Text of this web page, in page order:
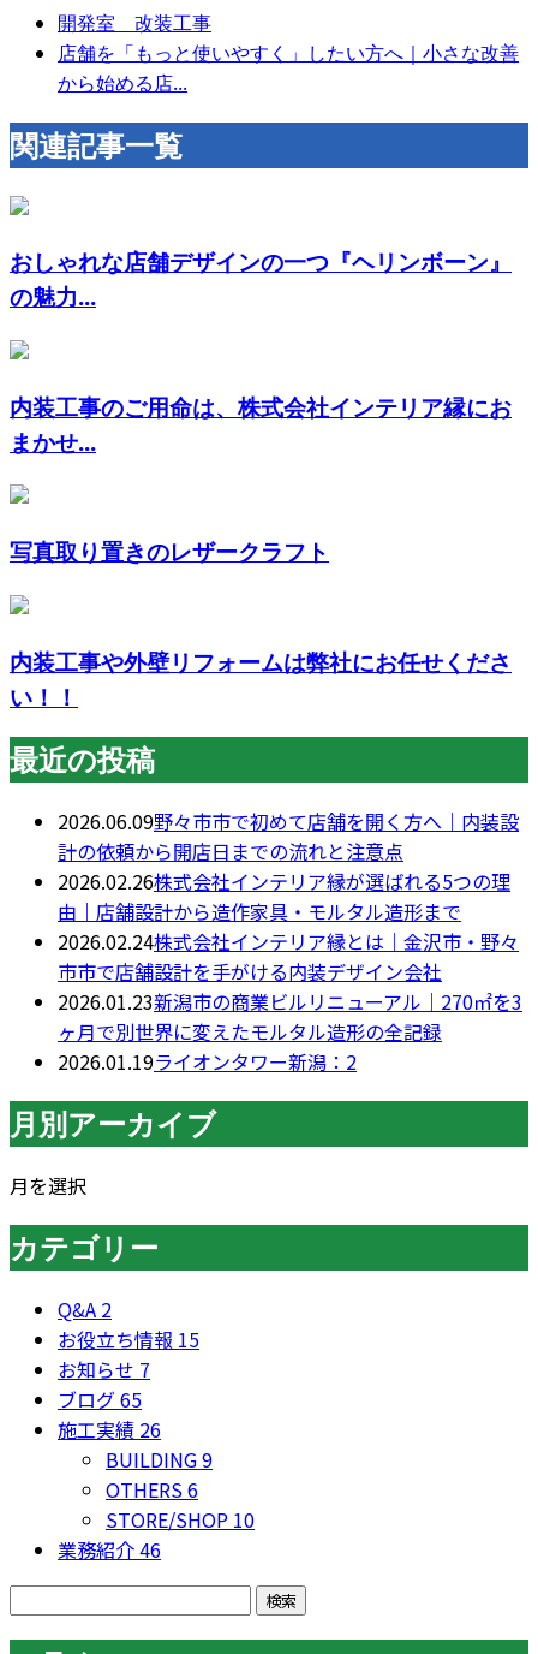
開発室 改装工事
店舗を「もっと使いやすく」したい方へ｜小さな改善
から始める店...
関連記事一覧
おしゃれな店舗デザインの一つ『ヘリンボーン』
の魅力...
内装工事のご用命は、株式会社インテリア縁にお
まかせ...
写真取り置きのレザークラフト
内装工事や外壁リフォームは弊社にお任せくださ
い！！
最近の投稿
2026.06.09野々市市で初めて店舗を開く方へ｜内装設
計の依頼から開店日までの流れと注意点
2026.02.26株式会社インテリア縁が選ばれる5つの理
由｜店舗設計から造作家具・モルタル造形まで
2026.02.24株式会社インテリア縁とは｜金沢市・野々
市市で店舗設計を手がける内装デザイン会社
2026.01.23新潟市の商業ビルリニューアル｜270㎡を3
ヶ月で別世界に変えたモルタル造形の全記録
2026.01.19ライオンタワー新潟：2
月別アーカイブ
月を選択
カテゴリー
Q&A 2
お役立ち情報 15
お知らせ 7
ブログ65
施工実績 26
BUILDING9
OTHERS6
STORE/SHOP 10
業務紹介46